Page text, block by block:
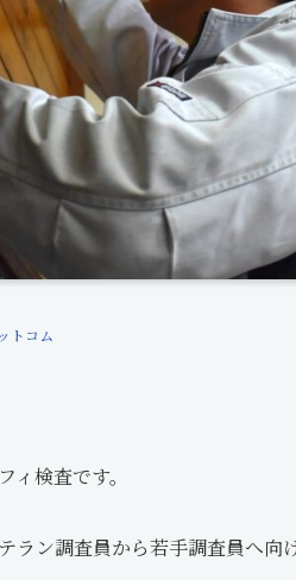
トコム
検査です。
ラン調査員から若手調査員へ向